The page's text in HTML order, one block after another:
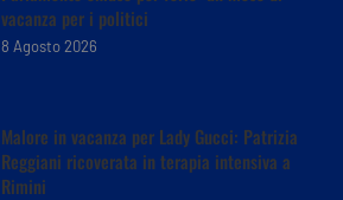
vacanza per i politici
8 Agosto 2026
Malore in vacanza per Lady Gucci: Patrizia
Reggiani ricoverata in terapia intensiva a
Rimini